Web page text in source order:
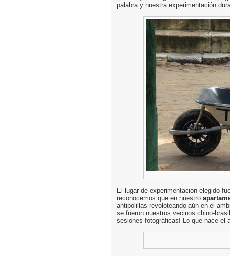
palabra y nuestra experimentación
El lugar de experimentación elegido
reconocemos que en nuestro
antipolillas revoloteando aún en el
se fueron nuestros vecinos chino-
sesiones fotográficas! Lo que hace el